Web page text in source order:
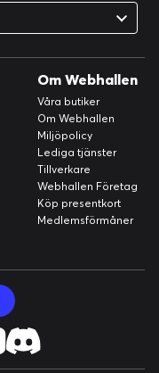
Om Webhallen
Våra butiker
Om Webhallen
Miljöpolicy
Lediga tjänster
Tillverkare
Webhallen Företag
Köp presentkort
Medlemsförmåner